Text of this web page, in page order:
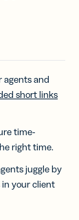
agents and
short links
time-
right time.
juggle by
your client